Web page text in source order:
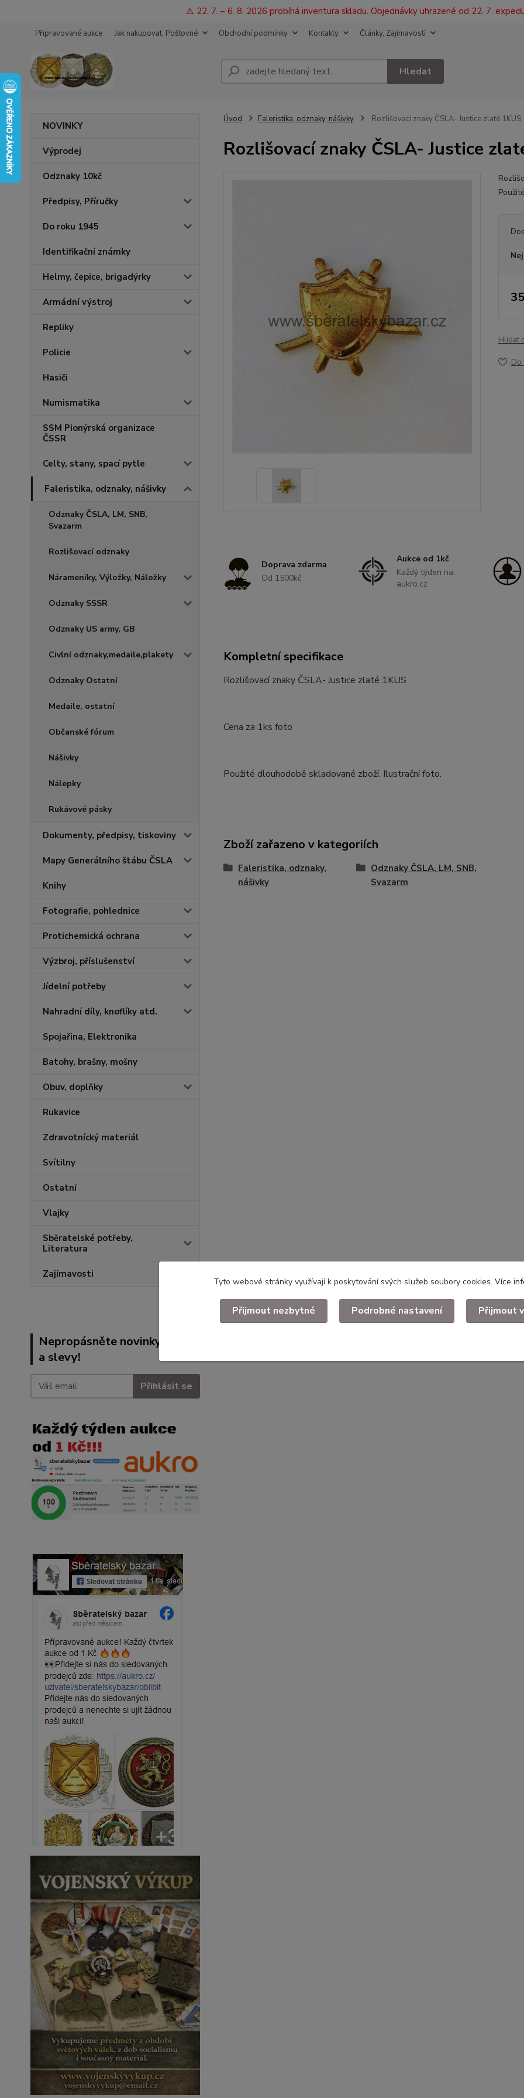
⚠️ 22. 7. – 6. 8. 2026 probíhá inventura skladu. Objednávky uhrazené od 22. 7.
Připravované aukce Jak nakupovat, Poštovné Obchodní podmínky Kontakty Články, Zajímavostí
Hledat
NOVINKY
Výprodej
Odznaky 10kč
Předpisy, Příručky
Do roku 1945
Identifikační známky
Helmy, čepice, brigadýrky
Armádní výstroj
Repliky
Policie
Hasiči
Numismatika
SSM Pionýrská organizace
ČSSR
Celty, stany, spací pytle
Faleristika, odznaky, nášivky
Odznaky ČSLA, LM, SNB,
Svazarm
Rozlišovací odznaky
Nárameníky, Výložky, Náložky
Odznaky SSSR
Odznaky US army, GB
Civlní odznaky,medaile,plakety
Odznaky Ostatní
Medaile, ostatní
Občanské fórum
Nášivky
Nálepky
Rukávové pásky
Dokumenty, předpisy, tiskoviny
Mapy Generálního štábu ČSLA
Knihy
Fotografie, pohlednice
Protichemická ochrana
Výzbroj, příslušenství
Jídelní potřeby
Nahradní díly, knoflíky atd.
Spojařina, Elektronika
Batohy, brašny, mošny
Obuv, doplňky
Rukavice
Zdravotnícký materiál
Svítilny
Ostatní
Vlajky
Sběratelské potřeby,
Literatura
Zajímavosti
Nepropásněte novinky, akce
a slevy!
Přihlásit se
Úvod Faleristika, odznaky, nášivky Rozlišovací znaky ČSLA- Justice zlaté 1KUS
Rozlišovací znaky ČSLA- Justice
Hlídat
Do
Doprava zdarma
Od 1500kč
Aukce od 1kč
Každý týden na
aukro.cz
Kompletní specifikace
Rozlišovací znaky ČSLA- Justice zlaté 1KUS
Cena za 1ks foto
Použité dlouhodobě skladované zboží. Ilustrační foto.
Zboží zařazeno v kategoriích
Faleristika, odznaky,
nášivky
Odznaky ČSLA, LM, SNB,
Svazarm
Tyto webové stránky využívají k poskytování svých služeb soubory cookies. Více
Přijmout nezbytné Podrobné nastavení Přijmout